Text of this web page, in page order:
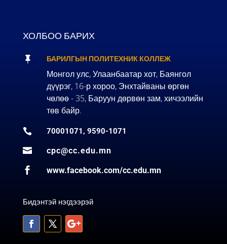
ХОЛБОО БАРИХ
 БАРИЛГЫН ПОЛИТЕХНИК КОЛЛЕЖ
Монгол улс, Улаанбаатар хот, Баянгол
дүүрэг, 16-р хороо, Энхтайваны өргөн
чөлөө - 35, Баруун дөрвөн зам, хичээлийн
төв байр.
 70001071, 9590-1071
 cpc@cc.edu.mn
 www.facebook.com/cc.edu.mn
Бидэнтэй нэгдээрэй